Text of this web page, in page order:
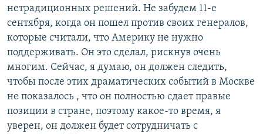
нетрадиционных решений. Не забудем 11-е
сентября, когда он пошел против своих генералов,
которые считали, что Америку не нужно
поддерживать. Он это сделал, рискнув очень
многим. Сейчас, я думаю, он должен следить,
чтобы после этих драматических событий в Москве
не показалось , что он полностью сдает правые
позиции в стране, поэтому какое-то время, я
уверен, он должен будет сотрудничать с